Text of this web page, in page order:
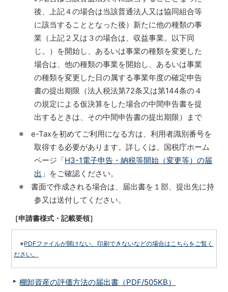
後、上記４の場合は当該普通法人又は協同組合等
に該当することとなった後）新たに他の種類の事
業（上記２又は３の場合は、収益事業。以下同
じ。）を開始し、あるいは事業の種類を変更した
場合は、他の種類の事業を開始し、あるいは事業
の種類を変更した日の属する事業年度の確定申告
書の提出期限（法人税法第72条又は第144条の４
の規定による仮決算をした場合の中間申告書を提
出するときは、その中間申告書の提出期限）まで
※ e-Taxを初めてご利用になる方は、利用者識別番号を
取得する必要があります。詳しくは、国税庁ホーム
ページ「H3-1電子申告・納税等開始（変更等）の届
出 」をご確認ください。
※ 書面で作成される場合は、届出書を１部、提出先に持
参又は送付してください。
［申請書様式・記載要領］
※PDFファイルが開けない、印刷できないなどの場合はこちらをご覧く
ださい。
棚卸資産の評価方法の届出書（PDF/505KB）